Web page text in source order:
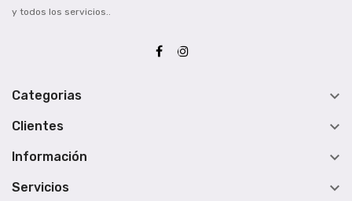
y todos los servicios..
Categorias 
Clientes 
Información 
Servicios 